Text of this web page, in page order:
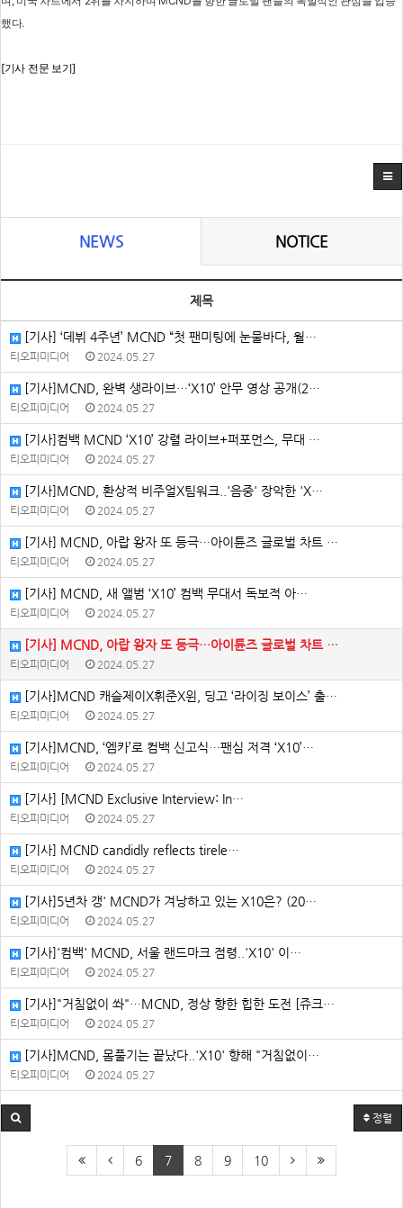
했다.
[기사 전문 보기]
NEWS NOTICE
제목
[기사] ‘데뷔 4주년’ MCND “첫 팬미팅에 눈물바다, 월…
티오피미디어 2024.05.27
[기사]MCND, 완벽 생라이브…‘X10’ 안무 영상 공개(2…
티오피미디어 2024.05.27
[기사]컴백 MCND ‘X10’ 강렬 라이브+퍼포먼스, 무대 …
티오피미디어 2024.05.27
[기사]MCND, 환상적 비주얼X팀워크..'음중' 장악한 'X…
티오피미디어 2024.05.27
[기사] MCND, 아랍 왕자 또 등극…아이튠즈 글로벌 차트 …
티오피미디어 2024.05.27
[기사] MCND, 새 앨범 ‘X10’ 컴백 무대서 독보적 아…
티오피미디어 2024.05.27
[기사] MCND, 아랍 왕자 또 등극…아이튠즈 글로벌 차트 …
티오피미디어 2024.05.27
[기사]MCND 캐슬제이X휘준X윈, 딩고 ‘라이징 보이스’ 출…
티오피미디어 2024.05.27
[기사]MCND, ‘엠카’로 컴백 신고식…팬심 저격 ‘X10’…
티오피미디어 2024.05.27
[기사] [MCND Exclusive Interview: In…
티오피미디어 2024.05.27
[기사] MCND candidly reflects tirele…
티오피미디어 2024.05.27
[기사]5년차 갱' MCND가 겨낭하고 있는 X10은? (20…
티오피미디어 2024.05.27
[기사]'컴백' MCND, 서울 랜드마크 점령..'X10' 이…
티오피미디어 2024.05.27
[기사]"거침없이 쏴"…MCND, 정상 향한 힙한 도전 [쥬크…
티오피미디어 2024.05.27
[기사]MCND, 몸풀기는 끝났다..'X10' 향해 "거침없이…
티오피미디어 2024.05.27
정렬
6 7 8 9 10